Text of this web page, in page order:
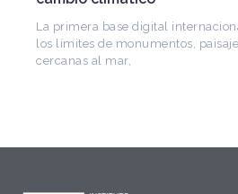
CONICET, fundó el CEDODAL e
de Arquitectura